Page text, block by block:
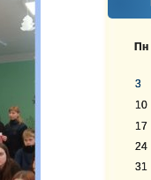
Пн
3
10
17
24
31